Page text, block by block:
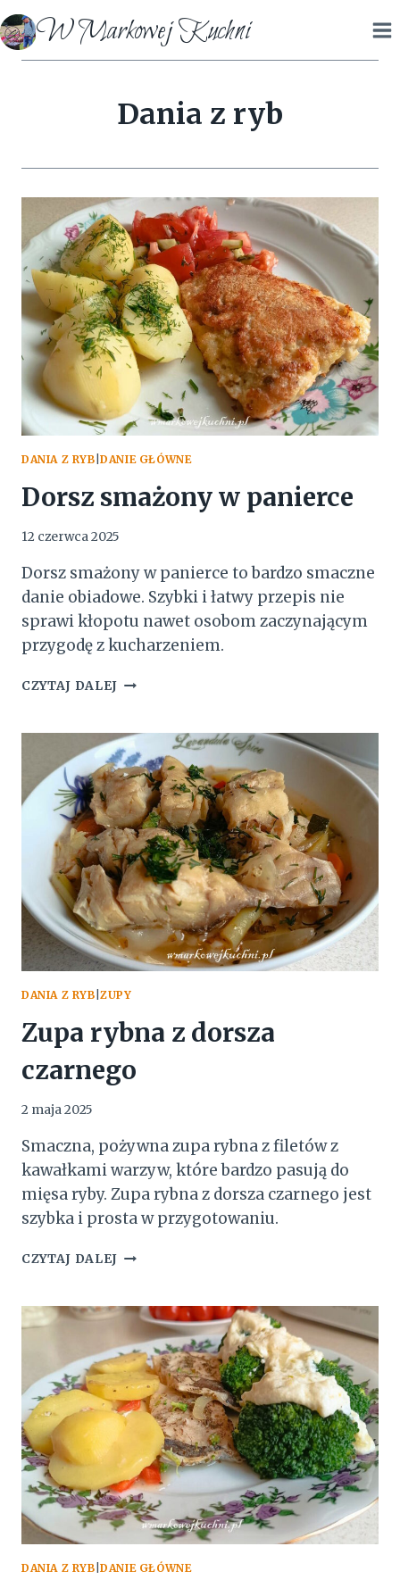
Przejdź
do
treści
W Markowej Kuchni
Dania z ryb
DANIA Z RYB |DANIE GŁÓWNE
Dorsz smażony w panierce
12 czerwca 2025
Dorsz smażony w panierce to bardzo smaczne
danie obiadowe. Szybki i łatwy przepis nie
sprawi kłopotu nawet osobom zaczynającym
przygodę z kucharzeniem.
CZYTAJ DALEJ DORSZ
PANIERCE
DANIA Z RYB |ZUPY
Zupa rybna z dorsza
czarnego
2 maja 2025
Smaczna, pożywna zupa rybna z filetów z
kawałkami warzyw, które bardzo pasują do
mięsa ryby. Zupa rybna z dorsza czarnego jest
szybka i prosta w przygotowaniu.
CZYTAJ DALEJ ZUPA
DORSZA
CZARNEGO
DANIA Z RYB |DANIE GŁÓWNE